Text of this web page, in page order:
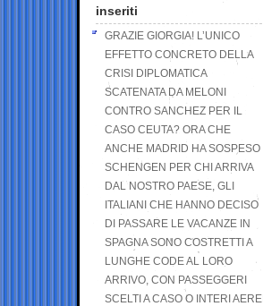
inseriti
GRAZIE GIORGIA! L’UNICO
EFFETTO CONCRETO DELLA
CRISI DIPLOMATICA
SCATENATA DA MELONI
CONTRO SANCHEZ PER IL
CASO CEUTA? ORA CHE
ANCHE MADRID HA SOSPESO
SCHENGEN PER CHI ARRIVA
DAL NOSTRO PAESE, GLI
ITALIANI CHE HANNO DECISO
DI PASSARE LE VACANZE IN
SPAGNA SONO COSTRETTI A
LUNGHE CODE AL LORO
ARRIVO, CON PASSEGGERI
SCELTI A CASO O INTERI AEREI